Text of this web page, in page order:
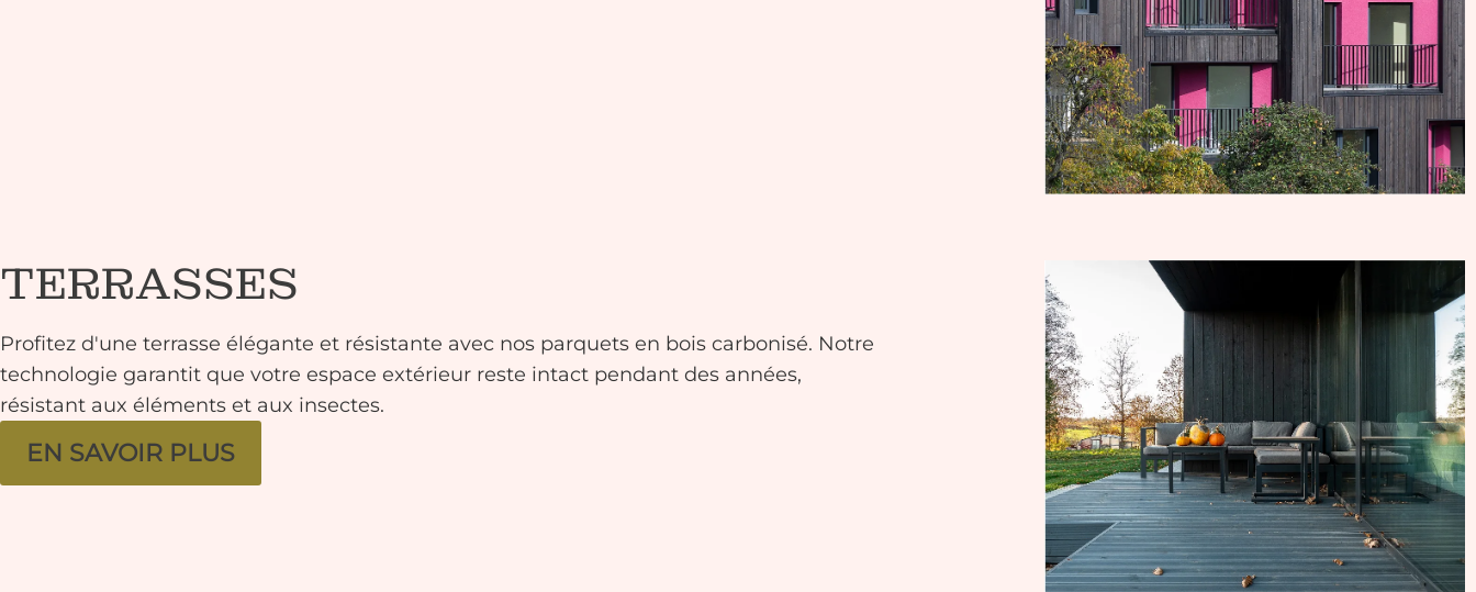
TERRASSES
Profitez d'une terrasse élégante et résistante avec nos parquets en bois carbonisé. Notre
technologie garantit que votre espace extérieur reste intact pendant des années,
résistant aux éléments et aux insectes.
EN SAVOIR PLUS